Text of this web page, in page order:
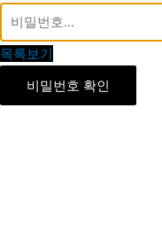
목록보기
비밀번호 확인